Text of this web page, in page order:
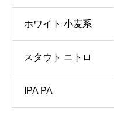
ホワイト 小麦系
スタウト ニトロ
IPA PA